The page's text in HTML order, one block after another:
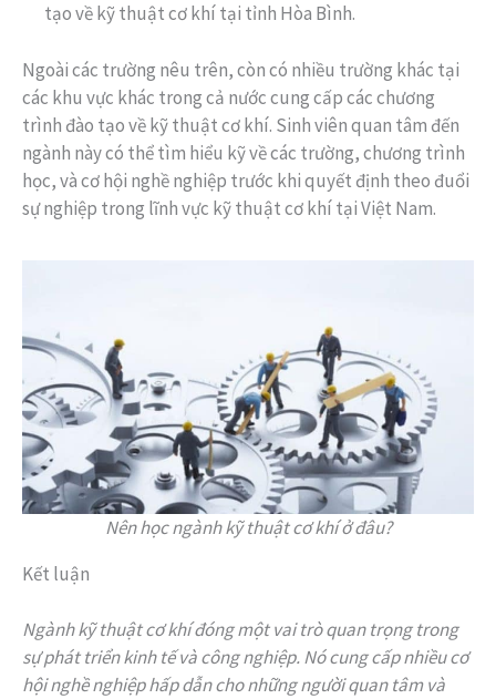
tạo về kỹ thuật cơ khí tại tỉnh Hòa Bình.
Ngoài các trường nêu trên, còn có nhiều trường khác tại
các khu vực khác trong cả nước cung cấp các chương
trình đào tạo về kỹ thuật cơ khí. Sinh viên quan tâm đến
ngành này có thể tìm hiểu kỹ về các trường, chương trình
học, và cơ hội nghề nghiệp trước khi quyết định theo đuổi
sự nghiệp trong lĩnh vực kỹ thuật cơ khí tại Việt Nam.
Nên học ngành kỹ thuật cơ khí ở đâu?
Kết luận
Ngành kỹ thuật cơ khí đóng một vai trò quan trọng trong
sự phát triển kinh tế và công nghiệp. Nó cung cấp nhiều cơ
hội nghề nghiệp hấp dẫn cho những người quan tâm và